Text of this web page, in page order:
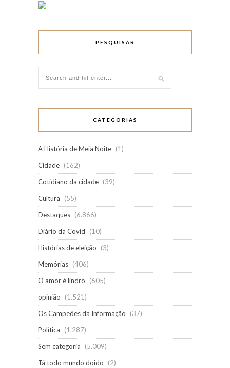
PESQUISAR
CATEGORIAS
A História de Meia Noite (1)
Cidade (162)
Cotidiano da cidade (39)
Cultura
(55)
Destaques (6.866)
Diário da Covid
(10)
Histórias de eleição
(3)
Memórias (406)
O amor é lindro
(605)
opinião
(1.521)
Os Campeões da Informação
(37)
Política
(1.287)
Sem categoria
(5.009)
Tá todo mundo doido
(2)